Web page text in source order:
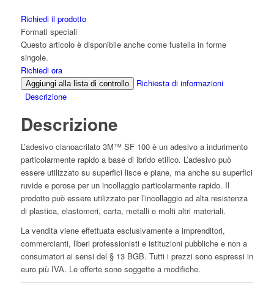
Richiedi il prodotto
Formati speciali
Questo articolo è disponibile anche come fustella in forme
singole.
Richiedi ora
Aggiungi alla lista di controllo
Richiesta di informazioni
Descrizione
Descrizione
L’adesivo cianoacrilato 3M™ SF 100 è un adesivo a indurimento
particolarmente rapido a base di ibrido etilico. L’adesivo può
essere utilizzato su superfici lisce e piane, ma anche su superfici
ruvide e porose per un incollaggio particolarmente rapido. Il
prodotto può essere utilizzato per l’incollaggio ad alta resistenza
di plastica, elastomeri, carta, metalli e molti altri materiali.
La vendita viene effettuata esclusivamente a imprenditori,
commercianti, liberi professionisti e istituzioni pubbliche e non a
consumatori ai sensi del § 13 BGB. Tutti i prezzi sono espressi in
euro più IVA. Le offerte sono soggette a modifiche.